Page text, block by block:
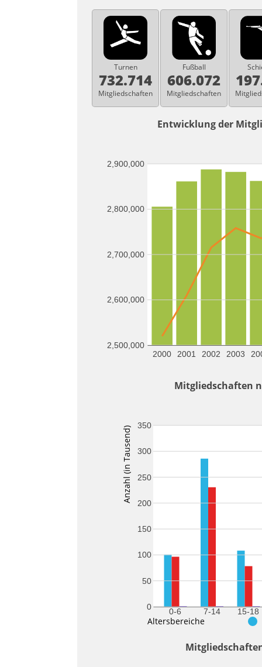
Turnen
732.714
Mitgliedschaften
Fußball
606.072
Mitgliedschaften
Entwicklung der
2000 2001 2002 2003
2,500,000
2,600,000
2,700,000
2,800,000
2,900,000
Mitgliedschaften
0-6 7-14 15-18
0
50
100
150
200
250
300
350
Anzahl (in Tausend)
Altersbereiche